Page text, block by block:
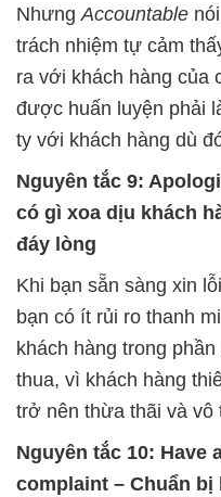
NhưngAccountable
trách nhiệm tự cảm
ra với khách hàng của
được huấn luyện phải
ty với khách hàng dù
Nguyên tắc 9:
có gì xoa dịu khách
đáy lòng
Khi bạn sẵn sàng xin
bạn có ít rủi ro thanh
khách hàng trong
thua, vì khách hàng
trở nên thừa thãi và
Nguyên tắc 10: Have
complaint – Chuẩn